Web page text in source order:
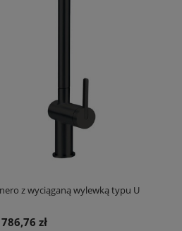
z wyciąganą wylewką typu U
786,76 zł